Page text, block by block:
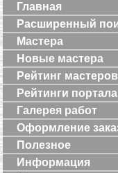
Главная
Расширенный
Мастера
Новые мастера
Рейтинг мастеров
Рейтинги портала
Галерея работ
Оформление
Полезное
Информация